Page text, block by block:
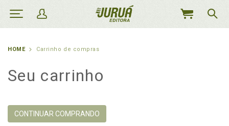
MEU
HOME Carrinho de compras
Seu carrinho
CONTINUAR COMPRANDO